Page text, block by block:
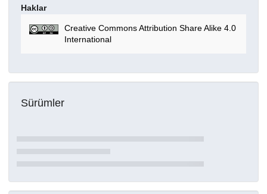
Haklar
Creative Commons Attribution Share Alike 4.0
International
Sürümler